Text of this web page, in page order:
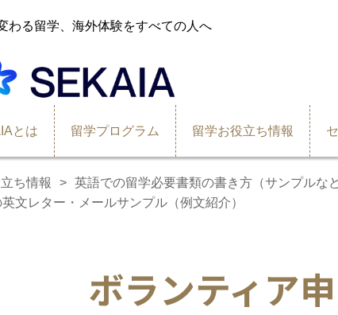
わる留学、海外体験をすべての人へ
とは 留学プログラム 留学お役立ち情報
ち情報
英語での留学必要書類の書き方（サンプルな
文レター・メールサンプル（例文紹介）
ボランティア